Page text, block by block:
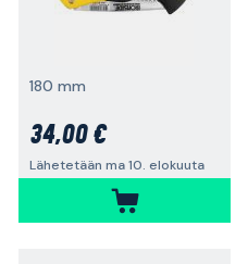
180 mm
34,00 €
Lähetetään ma 10. elokuuta